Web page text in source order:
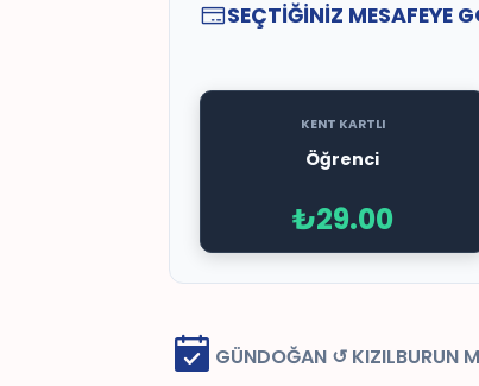
SEÇTİĞİNİZ MESAFEYE
KENT KARTLI
Öğrenci
₺29.00
GÜNDOĞAN ↺ KIZILBURUN